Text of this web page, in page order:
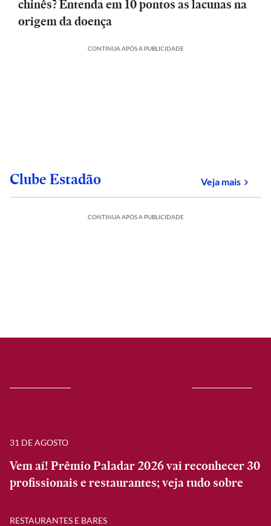
chinês? Entenda em 10 pontos as lacunas na
origem da doença
CONTINUA APÓS A PUBLICIDADE
Clube Estadão Veja maissobre
CONTINUA APÓS A PUBLICIDADE
31 DE AGOSTO
Vem aí! Prêmio Paladar 2026 vai reconhecer 30
profissionais e restaurantes; veja tudo sobre
RESTAURANTES E BARES